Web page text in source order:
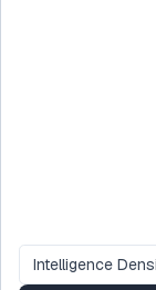
Intelligence